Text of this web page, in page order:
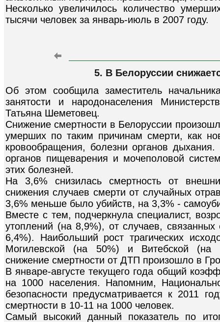
Несколько увеличилось количество
тысячи человек за январь-июль в 2007 году.
5. В Белоруссии
Об этом сообщила заместитель
занятости и народонаселения
Татьяна Шеметовец.
Снижение смертности в Белоруссии
умерших по таким причинам смерти, как
кровообращения, болезни органов
органов пищеварения и мочеполовой
этих болезней.
На 3,6% снизилась смертность от
снижения случаев смерти от случайных
3,6% меньше было убийств, на 3,3% -
Вместе с тем, подчеркнула специалист,
утоплений (на 8,9%), от случаев,
6,4%). Наибольший рост трагических
Могилевской (на 50%) и Витебской (на
снижение смертности от ДТП произошло в
В январе-августе текущего года общий
на 1000 населения. Напомним,
безопасности предусматривается к 2011
смертности в 10-11 на 1000 человек.
Самый высокий данный показатель по